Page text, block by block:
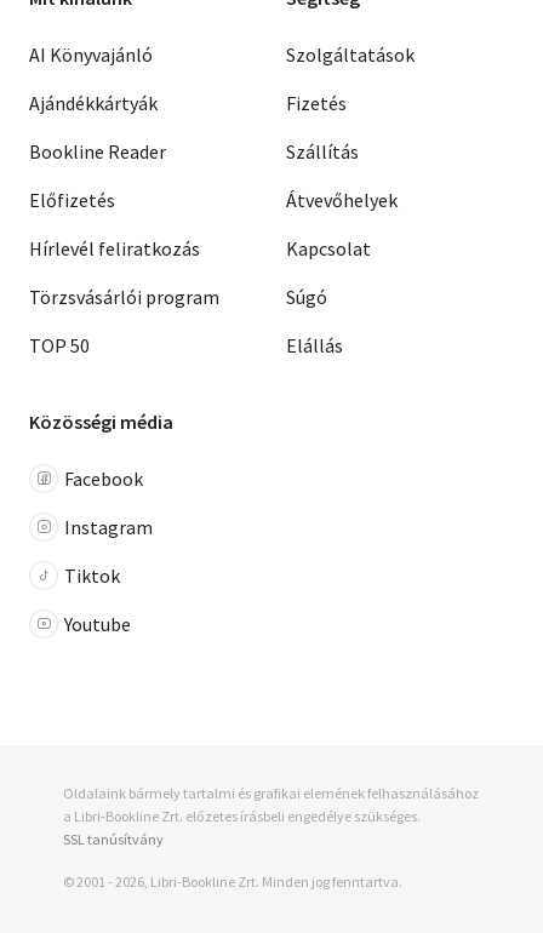
AI Könyvajánló
Ajándékkártyák
Bookline Reader
Előfizetés
Hírlevél feliratkozás
Törzsvásárlói program
TOP 50
Szolgáltatások
Fizetés
Szállítás
Átvevőhelyek
Kapcsolat
Súgó
Elállás
Közösségi média
Facebook
Instagram
Tiktok
Youtube
Oldalaink bármely tartalmi és grafikai elemének felhasználásához
a Libri-Bookline Zrt. előzetes írásbeli engedélye szükséges.
SSL tanúsítvány
© 2001 - 2026, Libri-Bookline Zrt. Minden jog fenntartva.